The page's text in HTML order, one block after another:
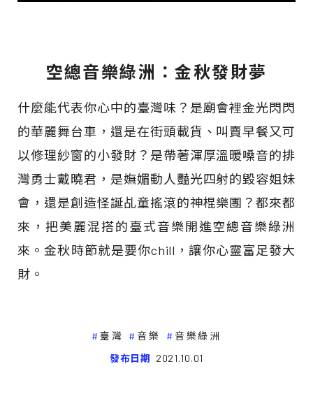
空總音樂綠洲：金秋發財夢
什麼能代表你心中的臺灣味？是廟會裡金光閃閃
的華麗舞台車，還是在街頭載貨、叫賣早餐又可
以修理紗窗的小發財？是帶著渾厚溫暖嗓音的排
灣勇士戴曉君，是嫵媚動人豔光四射的毀容姐妹
會，還是創造怪誕乩童搖滾的神棍樂團？都來都
來，把美麗混搭的臺式音樂開進空總音樂綠洲
來。金秋時節就是要你chill，讓你心靈富足發大
財。
臺灣 音樂
音樂綠洲
發布日期 2021.10.01